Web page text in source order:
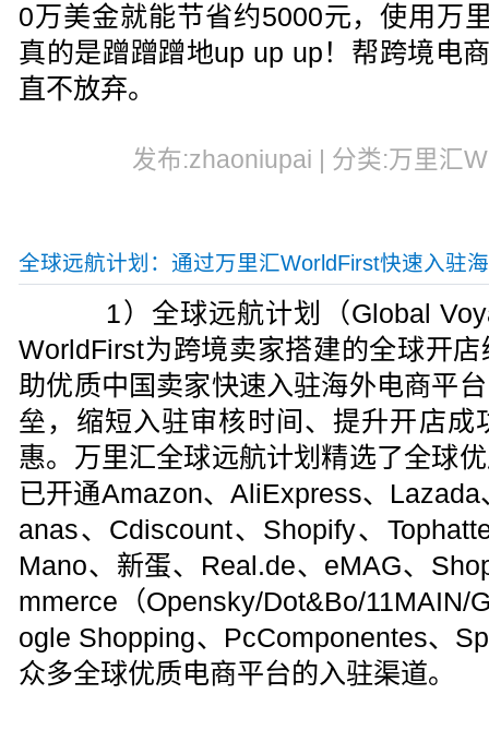
0万美金就能节省约5000元，使用万
真的是蹭蹭蹭地up up up！帮跨境电
直不放弃。
发布:zhaoniupai | 分类:万里汇
全球远航计划：通过万里汇WorldFirst快速入驻
1）全球远航计划（Global
WorldFirst为跨境卖家搭建的全球开
助优质中国卖家快速入驻海外电商平
垒，缩短入驻审核时间、提升开店成
惠。万里汇全球远航计划精选了全球
已开通Amazon、AliExpress、
anas、Cdiscount、Shopify、
Mano、新蛋、Real.de、eMAG、
mmerce（Opensky/Dot&Bo/11MAIN/
ogle Shopping、PcComponentes、
众多全球优质电商平台的入驻渠道。